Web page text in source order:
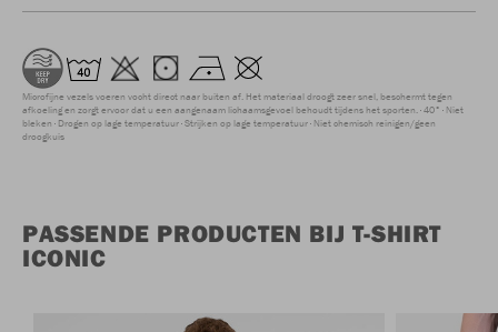
Microfijne vezels voeren vocht direct naar buiten af. Het materiaal droogt zeer snel, beschermt tegen
afkoeling en zorgt ervoor dat u een aangenaam lichaamsgevoel behoudt tijdens het sporten. 40° Niet
bleken Drogen op lage temperatuur Strijken op lage temperatuur Niet chemisch reinigen/geen
droogkuis
PASSENDE PRODUCTEN BIJ T-SHIRT
ICONIC